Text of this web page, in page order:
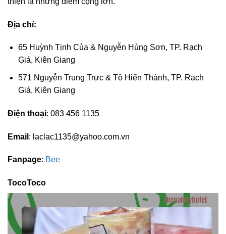
Địa chỉ:
65 Huỳnh Tịnh Của & Nguyễn Hùng Sơn, TP. Rạch
Giá, Kiên Giang
571 Nguyễn Trung Trực & Tô Hiến Thành, TP. Rạch
Giá, Kiên Giang
Điện thoại: 083 456 1135
Email : laclac1135@yahoo.com.vn
Fanpage: Bee
TocoToco